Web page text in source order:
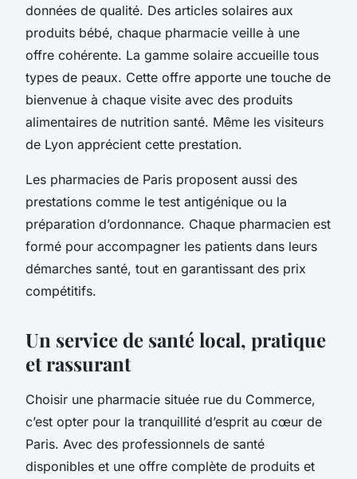
données de qualité. Des articles solaires aux
produits bébé, chaque pharmacie veille à une
offre cohérente. La gamme solaire accueille tous
types de peaux. Cette offre apporte une touche de
bienvenue à chaque visite avec des produits
alimentaires de nutrition santé. Même les visiteurs
de Lyon apprécient cette prestation.
Les pharmacies de Paris proposent aussi des
prestations comme le test antigénique ou la
préparation d’ordonnance. Chaque pharmacien est
formé pour accompagner les patients dans leurs
démarches santé, tout en garantissant des prix
compétitifs.
Un service de santé local, pratique
et rassurant
Choisir une pharmacie située rue du Commerce,
c’est opter pour la tranquillité d’esprit au cœur de
Paris. Avec des professionnels de santé
disponibles et une offre complète de produits et